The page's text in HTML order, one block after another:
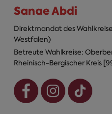
Sanae Abdi
Direktmandat des
Westfalen)
Betreute Wahlkreise:
Rheinisch-Bergischer Kreis